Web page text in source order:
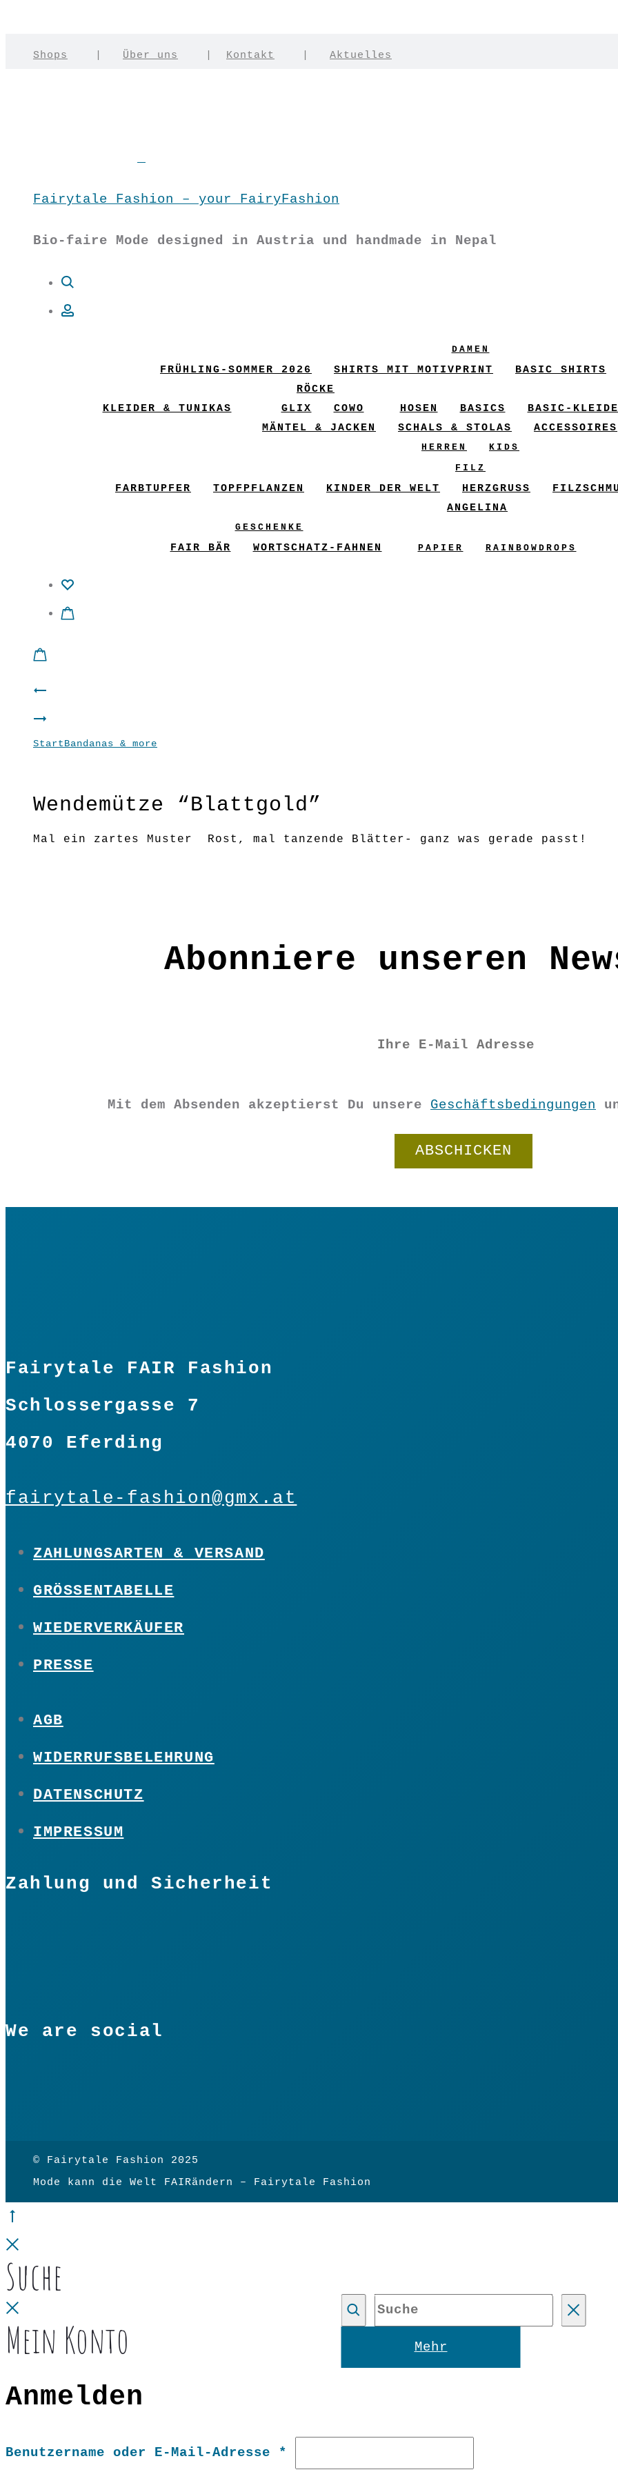
Shops Über uns Kontakt Aktuelles
Fairytale Fashion – your FairyFashion
Bio-faire Mode designed in Austria und handmade in Nepal
DAMEN
FRÜHLING-SOMMER 2026 SHIRTS MIT MOTIVPRINT BASIC SHIRTS
KLEIDER & TUNIKAS
RÖCKE
GLIX
COWO HOSEN BASICS
BASIC-
MÄNTEL & JACKEN
SCHALS & STOLAS ACCESSOIRES
HERREN
KIDS
FILZ
FARBTUPFER TOPFPFLANZEN KINDER DER WELT HERZGRUSS
ANGELINA
GESCHENKE
FAIR BÄR WORTSCHATZ-FAHNEN PAPIER RAINBOWDROPS
Product
navigation
GliX
Wenderock
wadenlang
StartBandanas & more
Wendemütze “Blattgold”
Mal ein zartes Muster Rost, mal tanzende Blätter- ganz was gerade passt!
Vorrätig
Wendemütze
Menge
In den Warenkorb
Abonniere unseren
Mit dem Absenden akzeptierst Du unsere Geschäftsbedingungen
Fairytale FAIR Fashion
Schlossergasse 7
4070 Eferding
fairytale-fashion@gmx.at
ZAHLUNGSARTEN & VERSAND
GRÖSSENTABELLE
WIEDERVERKÄUFER
PRESSE
AGB
WIDERRUFSBELEHRUNG
DATENSCHUTZ
IMPRESSUM
Zahlung und Sicherheit
We are social
© Fairytale Fashion 2025
Mode kann die Welt FAIRändern – Fairytale Fashion
top
Suche
Mehr
Mein Konto
Anmelden
Benutzername oder E-Mail-Adresse *